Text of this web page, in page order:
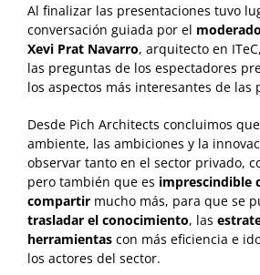
Al finalizar las presentaciones tuvo
conversación guiada por el
Xevi Prat Navarro, arquitecto en
las preguntas de los espectadores
los aspectos más interesantes de las
Desde Pich Architects concluimos
ambiente, las ambiciones y la
observar tanto en el sector privado,
pero también que es imprescindible
compartir mucho más, para que se
trasladar el conocimiento, las
herramientas con más eficiencia e
los actores del sector.